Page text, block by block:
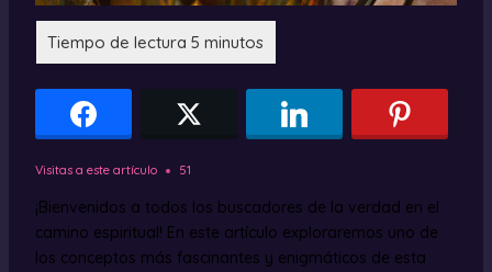
Visitas a este artículo 51
¡Bienvenidos a todos los buscadores de la verdad en el
camino espiritual! En este artículo exploraremos uno de
los conceptos más fascinantes y enigmáticos de esta